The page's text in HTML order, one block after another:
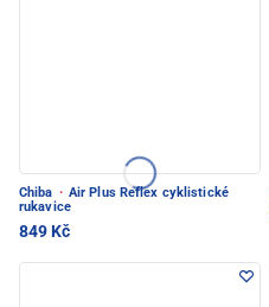
Chiba · Air Plus Reflex cyklistické
rukavice
849 Kč